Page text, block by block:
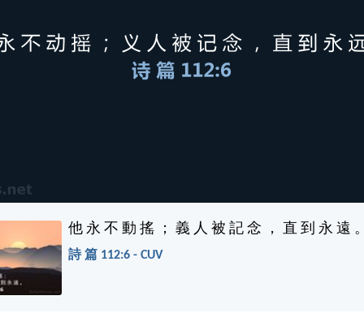
他 永 不 動 搖 ； 義 人 被 記 念 ， 直 到 永 遠
詩 篇 112:6 - CUV